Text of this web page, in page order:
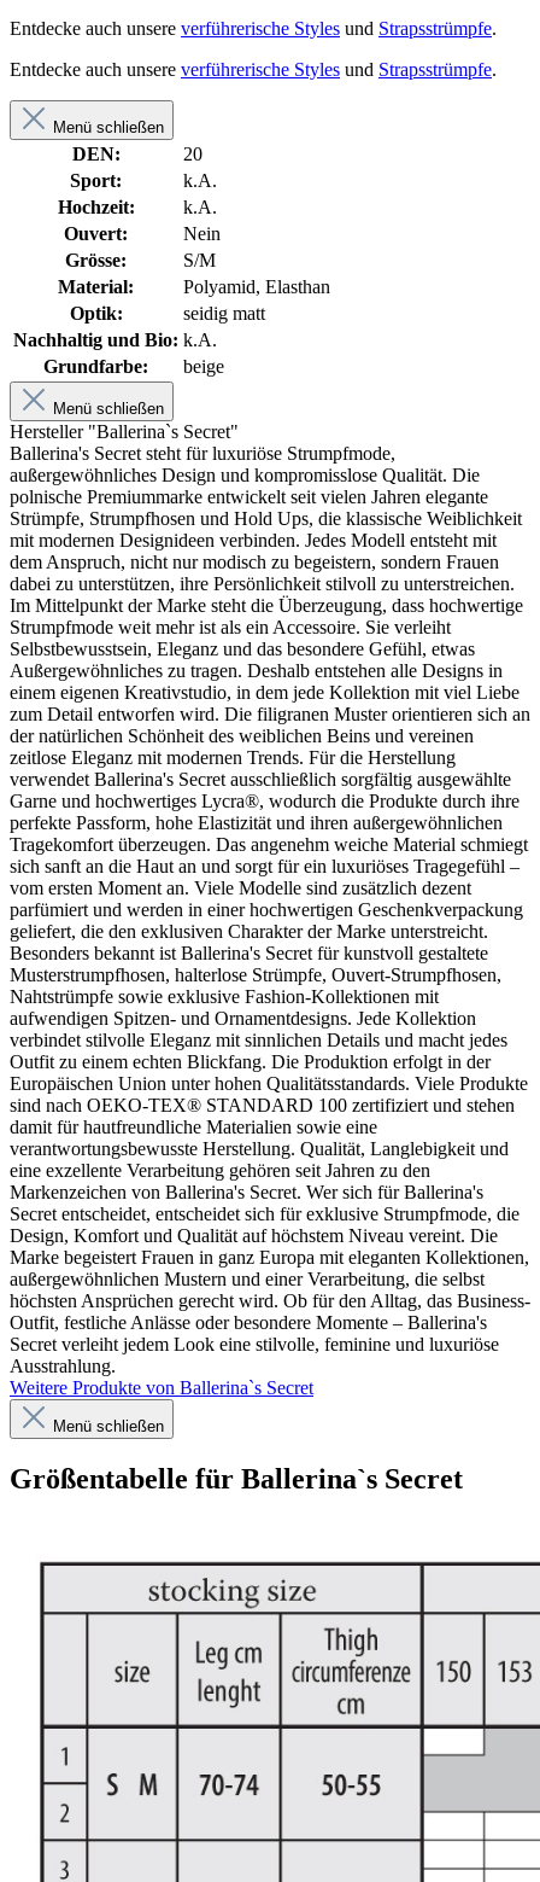
Entdecke auch unsere verführerische Styles und Strapsstrümpfe.
Entdecke auch unsere verführerische Styles und Strapsstrümpfe.
Menü schließen
DEN:
20
Sport:
k.A.
Hochzeit:
k.A.
Ouvert:
Nein
Grösse:
S/M
Material:
Polyamid, Elasthan
Optik:
seidig matt
Nachhaltig und Bio: k.A.
Grundfarbe:
beige
Menü schließen
Hersteller "Ballerina`s Secret"
Ballerina's Secret steht für luxuriöse Strumpfmode,
außergewöhnliches Design und kompromisslose Qualität. Die
polnische Premiummarke entwickelt seit vielen Jahren elegante
Strümpfe, Strumpfhosen und Hold Ups, die klassische Weiblichkeit
mit modernen Designideen verbinden. Jedes Modell entsteht mit
dem Anspruch, nicht nur modisch zu begeistern, sondern Frauen
dabei zu unterstützen, ihre Persönlichkeit stilvoll zu unterstreichen.
Im Mittelpunkt der Marke steht die Überzeugung, dass hochwertige
Strumpfmode weit mehr ist als ein Accessoire. Sie verleiht
Selbstbewusstsein, Eleganz und das besondere Gefühl, etwas
Außergewöhnliches zu tragen. Deshalb entstehen alle Designs in
einem eigenen Kreativstudio, in dem jede Kollektion mit viel Liebe
zum Detail entworfen wird. Die filigranen Muster orientieren sich an
der natürlichen Schönheit des weiblichen Beins und vereinen
zeitlose Eleganz mit modernen Trends. Für die Herstellung
verwendet Ballerina's Secret ausschließlich sorgfältig ausgewählte
Garne und hochwertiges Lycra®, wodurch die Produkte durch ihre
perfekte Passform, hohe Elastizität und ihren außergewöhnlichen
Tragekomfort überzeugen. Das angenehm weiche Material schmiegt
sich sanft an die Haut an und sorgt für ein luxuriöses Tragegefühl –
vom ersten Moment an. Viele Modelle sind zusätzlich dezent
parfümiert und werden in einer hochwertigen Geschenkverpackung
geliefert, die den exklusiven Charakter der Marke unterstreicht.
Besonders bekannt ist Ballerina's Secret für kunstvoll gestaltete
Musterstrumpfhosen, halterlose Strümpfe, Ouvert-Strumpfhosen,
Nahtstrümpfe sowie exklusive Fashion-Kollektionen mit
aufwendigen Spitzen- und Ornamentdesigns. Jede Kollektion
verbindet stilvolle Eleganz mit sinnlichen Details und macht jedes
Outfit zu einem echten Blickfang. Die Produktion erfolgt in der
Europäischen Union unter hohen Qualitätsstandards. Viele Produkte
sind nach OEKO-TEX® STANDARD 100 zertifiziert und stehen
damit für hautfreundliche Materialien sowie eine
verantwortungsbewusste Herstellung. Qualität, Langlebigkeit und
eine exzellente Verarbeitung gehören seit Jahren zu den
Markenzeichen von Ballerina's Secret. Wer sich für Ballerina's
Secret entscheidet, entscheidet sich für exklusive Strumpfmode, die
Design, Komfort und Qualität auf höchstem Niveau vereint. Die
Marke begeistert Frauen in ganz Europa mit eleganten Kollektionen,
außergewöhnlichen Mustern und einer Verarbeitung, die selbst
höchsten Ansprüchen gerecht wird. Ob für den Alltag, das Business-
Outfit, festliche Anlässe oder besondere Momente – Ballerina's
Secret verleiht jedem Look eine stilvolle, feminine und luxuriöse
Ausstrahlung.
Weitere Produkte von Ballerina`s Secret
Menü schließen
Größentabelle für Ballerina`s Secret